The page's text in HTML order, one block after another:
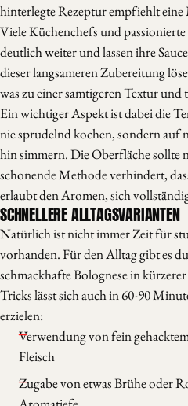
hinterlegte Rezeptur empfiehlt
Viele Küchenchefs und
deutlich weiter und lassen ihre
dieser langsameren Zubereitung
was zu einer samtigeren Textur
Ein wichtiger Aspekt ist dabei die
nie sprudelnd kochen, sondern auf
hin simmern. Die Oberfläche sollte
schonende Methode verhindert,
erlaubt den Aromen, sich
SCHNELLERE ALLTAGSVARIANTEN
Natürlich ist nicht immer Zeit für
vorhanden. Für den Alltag gibt es
schmackhafte Bolognese in
Tricks lässt sich auch in 60-90
erzielen:
Verwendung von fein
Fleisch
Zugabe von etwas Brühe oder